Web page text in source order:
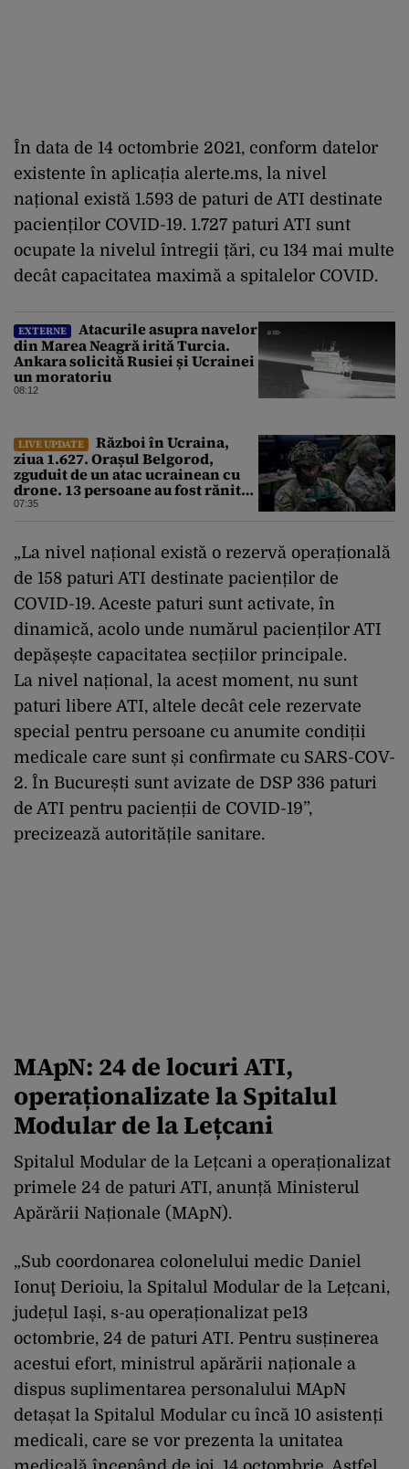
În data de 14 octombrie 2021, conform datelor
existente în aplicația alerte.ms, la nivel
național există 1.593 de paturi de ATI destinate
pacienților COVID-19. 1.727 paturi ATI sunt
ocupate la nivelul întregii țări, cu 134 mai multe
decât capacitatea maximă a spitalelor COVID.
EXTERNE
Atacurile asupra navelor
din Marea Neagră irită Turcia.
Ankara solicită Rusiei și Ucrainei
un moratoriu
08:12
LIVE UPDATE
Război în Ucraina,
ziua 1.627. Orașul Belgorod,
zguduit de un atac ucrainean cu
drone. 13 persoane au fost rănite
și mai multe clădiri, incendiate
07:35
„La nivel național există o rezervă operațională
de 158 paturi ATI destinate pacienților de
COVID-19. Aceste paturi sunt activate, în
dinamică, acolo unde numărul pacienților ATI
depășește capacitatea secțiilor principale.
La nivel național, la acest moment, nu sunt
paturi libere ATI, altele decât cele rezervate
special pentru persoane cu anumite condiții
medicale care sunt și confirmate cu SARS-COV-
2. În București sunt avizate de DSP 336 paturi
de ATI pentru pacienții de COVID-19”,
precizează autoritățile sanitare.
MApN: 24 de locuri ATI,
operaționalizate la Spitalul
Modular de la Lețcani
Spitalul Modular de la Lețcani a operaționalizat
primele 24 de paturi ATI, anunță Ministerul
Apărării Naționale (MApN).
„Sub coordonarea colonelului medic Daniel
Ionuţ Derioiu, la Spitalul Modular de la Lețcani,
județul Iași, s-au operaționalizat pe13
octombrie, 24 de paturi ATI. Pentru susținerea
acestui efort, ministrul apărării naționale a
dispus suplimentarea personalului MApN
detașat la Spitalul Modular cu încă 10 asistenți
medicali, care se vor prezenta la unitatea